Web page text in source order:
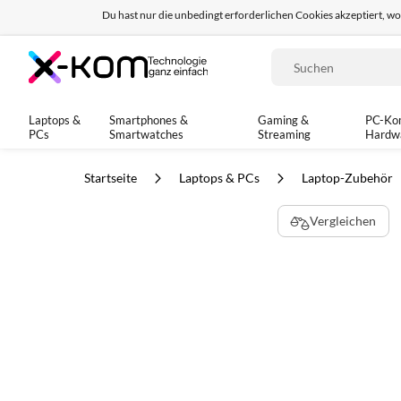
Du hast nur die unbedingt erforderlichen Cookies akzeptiert,
Seit 8 Jahren für dich da!
Laptops &
PCs
Smartphones &
Smartwatches
Gaming &
Streaming
PC-
Startseite Laptops & PCs Laptop-Zubehör
Vergleichen